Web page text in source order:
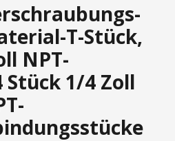
T-Stück,
NPT-
1/4 Zoll